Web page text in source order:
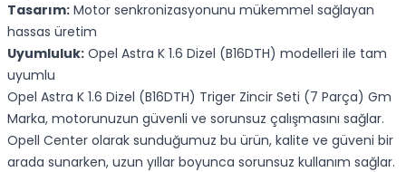
Tasarım: Motor senkronizasyonunu mükemmel sağlayan
hassas üretim
Uyumluluk: Opel Astra K 1.6 Dizel (B16DTH) modelleri ile tam
uyumlu
Opel Astra K 1.6 Dizel (B16DTH) Triger Zincir Seti (7 Parça) Gm
Marka, motorunuzun güvenli ve sorunsuz çalışmasını sağlar.
Opell Center olarak sunduğumuz bu ürün, kalite ve güveni bir
arada sunarken, uzun yıllar boyunca sorunsuz kullanım sağlar.